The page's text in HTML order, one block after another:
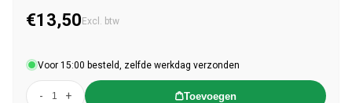
Normale prijs
€13,50 Excl. btw
Voor 15:00 besteld, zelfde werkdag verzonden
- + Toevoegen